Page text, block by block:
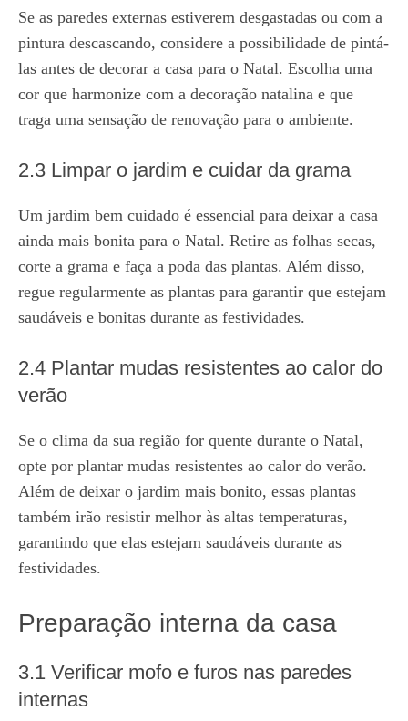
Se as paredes externas estiverem desgastadas ou com a
pintura descascando, considere a possibilidade de pintá-
las antes de decorar a casa para o Natal. Escolha uma
cor que harmonize com a decoração natalina e que
traga uma sensação de renovação para o ambiente.
2.3 Limpar o jardim e cuidar da grama
Um jardim bem cuidado é essencial para deixar a casa
ainda mais bonita para o Natal. Retire as folhas secas,
corte a grama e faça a poda das plantas. Além disso,
regue regularmente as plantas para garantir que estejam
saudáveis e bonitas durante as festividades.
2.4 Plantar mudas resistentes ao calor do
verão
Se o clima da sua região for quente durante o Natal,
opte por plantar mudas resistentes ao calor do verão.
Além de deixar o jardim mais bonito, essas plantas
também irão resistir melhor às altas temperaturas,
garantindo que elas estejam saudáveis durante as
festividades.
Preparação interna da casa
3.1 Verificar mofo e furos nas paredes
internas